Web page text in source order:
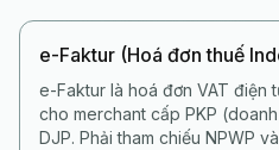
e-Faktur (Hoá đơn thuế
e-Faktur là hoá đơn VAT điện
cho merchant cấp PKP
DJP. Phải tham chiếu NPWP